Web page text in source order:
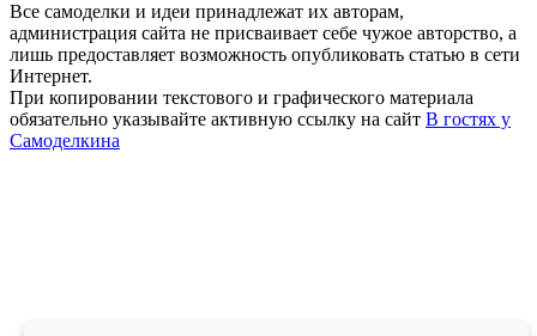
Все самоделки и идеи принадлежат их авторам,
администрация сайта не присваивает себе чужое авторство, а
лишь предоставляет возможность опубликовать статью в сети
Интернет.
При копировании текстового и графического материала
обязательно указывайте активную ссылку на сайт В гостях у
Самоделкина